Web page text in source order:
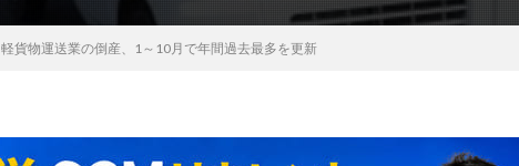
軽貨物運送業の倒産、1～10月で年間過去最多を更新